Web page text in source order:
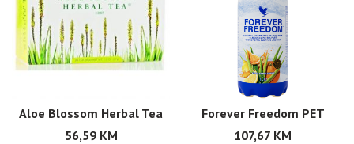
Aloe Blossom Herbal Tea
56,59 KM
Forever Freedom PET
107,67 KM